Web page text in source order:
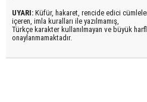
UYARI: Küfür, hakaret, rencide edici
içeren, imla kuralları ile yazılmamış,
Türkçe karakter kullanılmayan ve büyük
onaylanmamaktadır.